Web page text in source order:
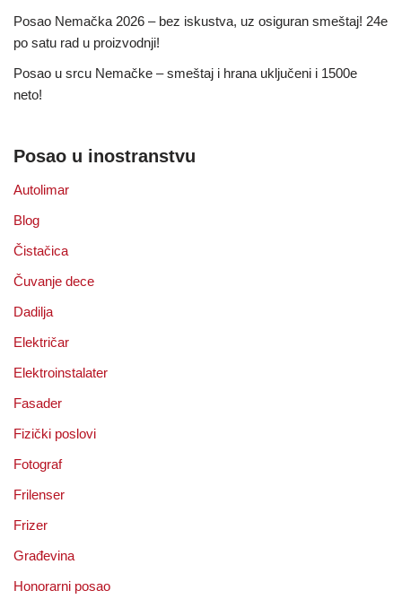
Posao Nemačka 2026 – bez iskustva, uz osiguran smeštaj! 24e
po satu rad u proizvodnji!
Posao u srcu Nemačke – smeštaj i hrana uključeni i 1500e
neto!
Posao u inostranstvu
Autolimar
Blog
Čistačica
Čuvanje dece
Dadilja
Električar
Elektroinstalater
Fasader
Fizički poslovi
Fotograf
Frilenser
Frizer
Građevina
Honorarni posao